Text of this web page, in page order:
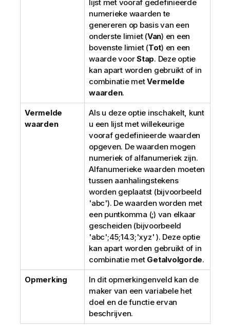
lijst met vooraf gedefinieerde
numerieke waarden te
genereren op basis van een
onderste limiet (Van) en een
bovenste limiet (Tot) en een
waarde voorStap. Deze optie
kan apart worden gebruikt of in
combinatie metVermelde
waarden.
Vermelde
waarden
Als u deze optie inschakelt, kunt
u een lijst met willekeurige
vooraf gedefinieerde waarden
opgeven. De waarden mogen
numeriek of alfanumeriek zijn.
Alfanumerieke waarden moeten
tussen aanhalingstekens
worden geplaatst (bijvoorbeeld
'abc'). De waarden worden met
een puntkomma (;) van elkaar
gescheiden (bijvoorbeeld
'abc';45;14.3;'xyz' ). Deze optie
kan apart worden gebruikt of in
combinatie met Getalvolgorde.
Opmerking
In dit opmerkingenveld kan de
maker van een variabele het
doel en de functie ervan
beschrijven.